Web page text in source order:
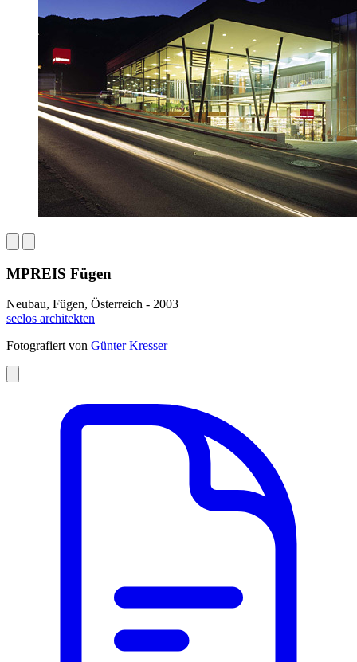
MPREIS Fügen
Neubau, Fügen, Österreich - 2003
seelos architekten
Fotografiert von Günter Kresser